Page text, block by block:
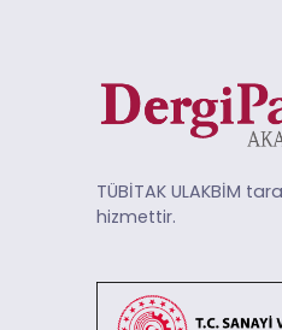
TÜBİTAK ULAKBİM
hizmettir.